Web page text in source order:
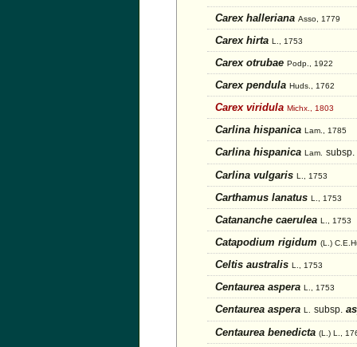
Carex halleriana Asso, 1779
Carex hirta L., 1753
Carex otrubae Podp., 1922
Carex pendula Huds., 1762
Carex viridula Michx., 1803
Carlina hispanica Lam., 1785
Carlina hispanica Lam. subsp.
Carlina vulgaris L., 1753
Carthamus lanatus L., 1753
Catananche caerulea L., 1753
Catapodium rigidum (L.)
Celtis australis L., 1753
Centaurea aspera L., 1753
Centaurea aspera L. subsp.
Centaurea benedicta (L.) L.,